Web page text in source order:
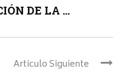
DE LA ...
Articulo Siguiente